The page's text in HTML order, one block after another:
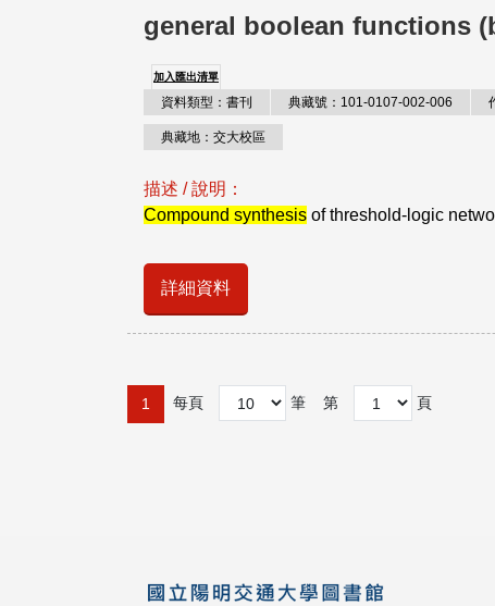
general boolean functions
加入匯出清單
資料類型：書刊 典藏號：101-0107-002-006
典藏地：交大校區
描述 / 說明：
Compound synthesis of threshold-logic
詳細資料
1 每頁 筆 第 頁